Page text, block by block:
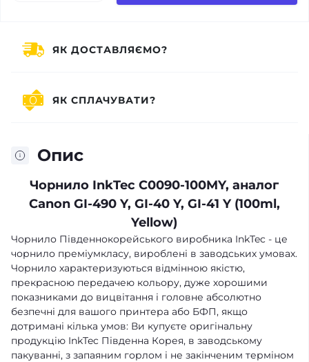
Опис
Чорнило InkTec C0090-100MY, аналог
Canon GI-490 Y, GI-40 Y, GI-41 Y (100ml,
Yellow)
Чорнило Південнокорейського виробника InkTec - це
чорнило преміумкласу, вироблені в заводських умовах.
Чорнило характеризуються відмінною якістю,
прекрасною передачею кольору, дуже хорошими
показниками до вицвітання і головне абсолютно
безпечні для вашого принтера або БФП, якщо
дотримані кілька умов: Ви купуєте оригінальну
продукцію InkTec Південна Корея, в заводському
пакуванні, з запаяним горлом і не закінченим терміном
ЯК ДОСТАВЛЯЄМО?
ЯК СПЛАЧУВАТИ?